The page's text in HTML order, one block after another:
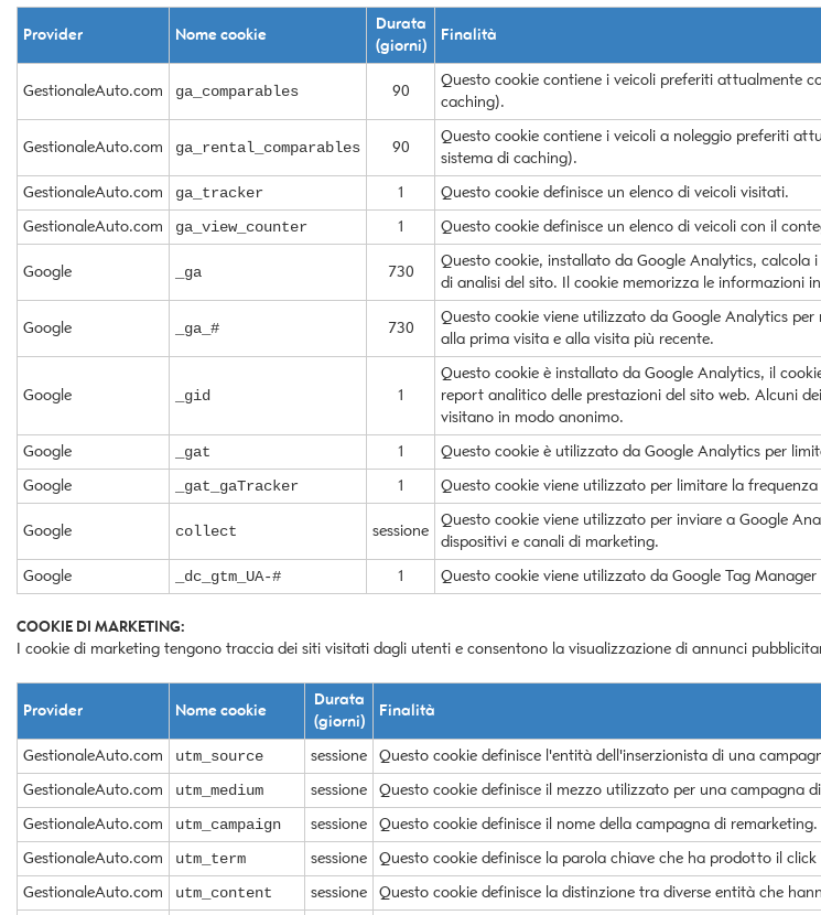
Provider Nome cookie
Durata
(giorni)
Finalità
GestionaleAuto.com ga_comparables 90
Questo cookie contiene i veicoli preferiti attualmente
caching).
GestionaleAuto.com ga_rental_comparables 90
Questo cookie contiene i veicoli a noleggio preferiti
sistema di caching).
GestionaleAuto.com
ga_tracker 1
Questo cookie definisce un elenco di veicoli visitati.
GestionaleAuto.com
ga_view_counter 1 Questo cookie definisce un elenco di veicoli con il
Google _ga 730
Questo cookie, installato da Google Analytics,
di analisi del sito. Il cookie memorizza le informazioni
Google _ga_# 730
Questo cookie viene utilizzato da Google Analytics
alla prima visita e alla visita più recente.
Google _gid 1
Questo cookie è installato da Google Analytics, il
report analitico delle prestazioni del sito web. Alcuni
visitano in modo anonimo.
Google
_gat 1
Questo cookie è utilizzato da Google Analytics per
Google
_gat_gaTracker 1 Questo cookie viene utilizzato per limitare la frequenza
Google collect sessione
Questo cookie viene utilizzato per inviare a Google
dispositivi e canali di marketing.
Google
_dc_gtm_UA-# 1 Questo cookie viene utilizzato da Google Tag
COOKIE DI MARKETING:
I cookie di marketing tengono traccia dei siti visitati dagli utenti e consentono la visualizzazione di annunci
Provider Nome cookie
Durata
(giorni)
Finalità
GestionaleAuto.com utm_source sessione
Questo cookie definisce l'entità dell'inserzionista di una
GestionaleAuto.com
utm_medium sessione
Questo cookie definisce il mezzo utilizzato per una campagna
GestionaleAuto.com
utm_campaign sessione
Questo cookie definisce il nome della campagna di remarketing.
GestionaleAuto.com
utm_term sessione
Questo cookie definisce la parola chiave che ha prodotto il
GestionaleAuto.com
utm_content sessione Questo cookie definisce la distinzione tra diverse entità che
Cookie di marketing